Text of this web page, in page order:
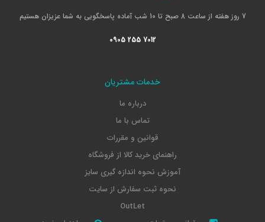
7 روز هفته از ساعت 8 صبح تا 10 شب آماده پاسخگویی به شما عزیزان هستیم
0905 255 7012
خدمات مشتریان
درباره ما
تماس با ما
قوانین و مقررات
راهنمای خرید کالا از فروشگاه
آموزش نحوه اندازه گیری سایز
نحوه ثبت سفارش از سایت
OutLet